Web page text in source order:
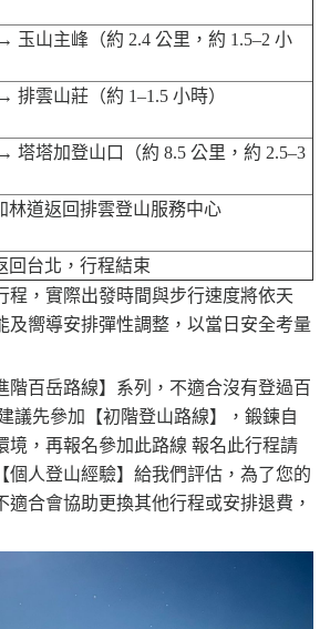
玉山主峰（約 2.4 公里，約 1.5–2 小
排雲山莊（約 1–1.5 小時）
塔塔加登山口（約 8.5 公里，約 2.5–3
林道返回排雲登山服務中心
回台北，行程結束
程，實際出發時間與步行速度將依天
及嚮導安排彈性調整，以當日安全考量
階百岳路線】系列，不適合沒有登過百
議先參加【初階登山路線】，鍛鍊自
境，再報名參加此路線 報名此行程請
個人登山經驗】給我們評估，為了您的
適合會協助更換其他行程或安排退費，